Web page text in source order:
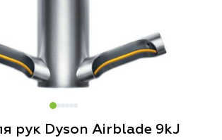
рук Dyson Airblade 9kJ